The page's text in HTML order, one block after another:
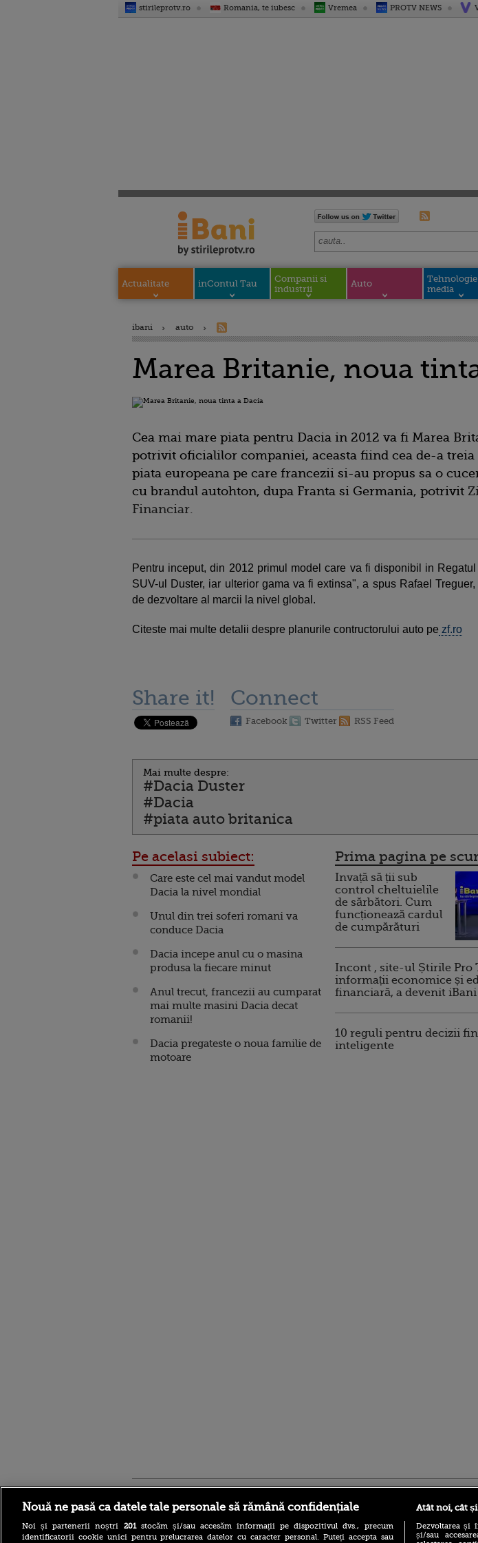
stirileprotv.ro Romania, te iubesc Vremea PROTV NEWS
Actualitate inContul Tau
Companii si
industrii
Auto
Tehnologie
media
ibani auto
Marea Britanie, noua
Cea mai mare piata pentru Dacia in 2012 va fi Marea
potrivit oficialilor companiei, aceasta fiind cea de-a treia
piata europeana pe care francezii si-au propus sa o
cu brandul autohton, dupa Franta si Germania, potrivit
Financiar.
Pentru inceput, din 2012 primul model care va fi disponibil in
SUV-ul Duster, iar ulterior gama va fi extinsa", a spus Rafael Treguer,
de dezvoltare al marcii la nivel global.
Citeste mai multe detalii despre planurile contructorului auto pe zf.ro
Share it! Connect
Facebook Twitter RSS Feed
Mai multe despre:
#Dacia Duster
#Dacia
#piata auto britanica
Pe acelasi subiect:
Care este cel mai vandut model
Dacia la nivel mondial
Unul din trei soferi romani va
conduce Dacia
Dacia incepe anul cu o masina
produsa la fiecare minut
Anul trecut, francezii au cumparat
mai multe masini Dacia decat
romanii!
Dacia pregateste o noua familie de
motoare
Prima pagina pe
Invață să ții sub
control cheltuielile
de sărbători. Cum
funcționează cardul
de cumpărături
Incont , site-ul Știrile Pro
informații economice și
financiară, a devenit iBani
10 reguli pentru decizii
inteligente
Nouă ne pasă ca datele tale personale să rămână confidențiale
Noi și partenerii noștri 201stocăm și/sau accesăm informații pe dispozitivul dvs., precum
identificatorii cookie unici pentru prelucrarea datelor cu caracter personal. Puteți accepta sau
Atât noi, cât
Dezvoltarea și
și/sau